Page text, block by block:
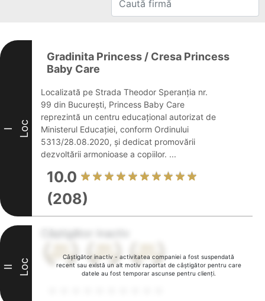
I Loc
Gradinita Princess / Cresa Princess
Baby Care
Localizată pe Strada Theodor Speranția nr.
99 din București, Princess Baby Care
reprezintă un centru educațional autorizat de
Ministerul Educației, conform Ordinului
5313/28.08.2020, și dedicat promovării
dezvoltării armonioase a copiilor. ...
10.0
(208)
Câștigător inactiv - activitatea companiei a fost suspendată
recent sau există un alt motiv raportat de câștigător pentru care
datele au fost temporar ascunse pentru clienți.
II Loc